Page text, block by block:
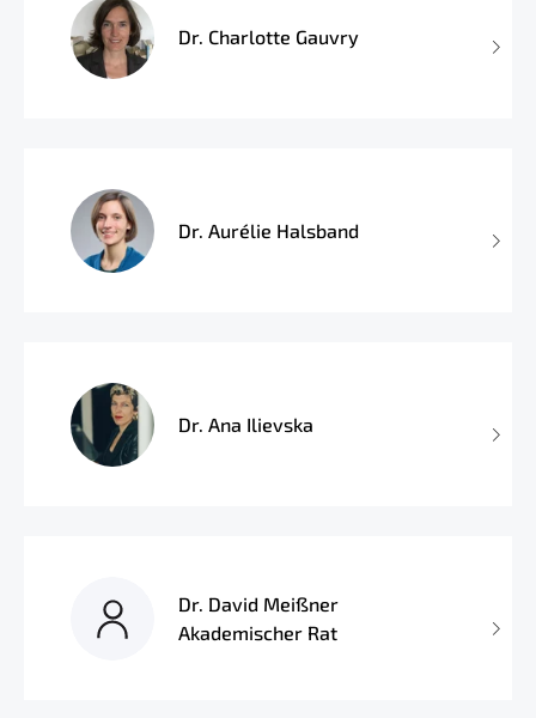
Dr. Charlotte Gauvry
Dr. Aurélie Halsband
Dr. Ana Ilievska
Dr. David Meißner
Akademischer Rat